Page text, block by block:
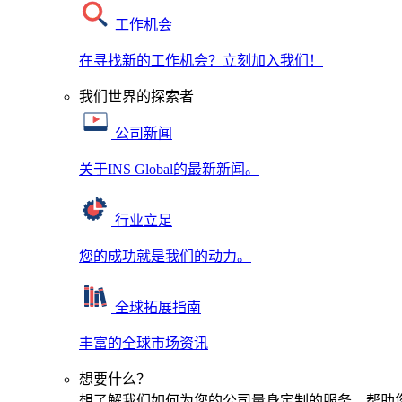
工作机会
在寻找新的工作机会？立刻加入我们！
我们世界的探索者
公司新闻
关于INS Global的最新新闻。
行业立足
您的成功就是我们的动力。
全球拓展指南
丰富的全球市场资讯
想要什么？